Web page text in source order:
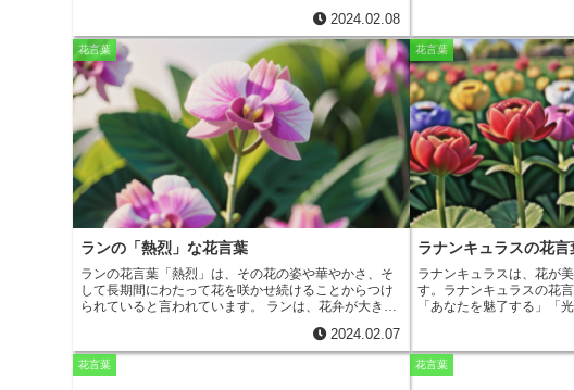
で、葉は対生し、卵形から楕円形をしています。花期
は春から秋にかけてで、小さな花が集まって球状の花
序を形成します。
花色は、赤、オレンジ、黄、白、紫
など多種多様で、花弁には放射状に筋が入っているの
が特徴です。
2024.02.08
少年ナルキッソスに由来
は、その美しさゆえに、
が、彼は誰にも心を許さ
ました。ある日、ナルキ
泉に映った自分の姿に恋
のほとりに座り、自分の
やがては衰弱して死んで
の死後、泉のほとりには
の花がラッパスイセンで
劇を戒めるために、「尊
ました。ラッパスイセン
とき、また、自分の気持
る花です。
花言葉
ランの「熱烈」な花言葉
ランの花言葉「熱烈」は、その花の姿や華やかさ、そ
して長期間にわたって花を咲かせ続けることからつけ
られていると言われています。
ランは、花弁が大きく
などの温暖な気候に自生しています。その花姿は、情
熱的で華やかであり、愛の告白やプロポーズの際に贈
られる花として人気があります。また、ランは、長期
2024.02.07
花言葉
ラナンキュラスの花言
ラナンキュラスは、花が
す。ラナンキュラスの花
「あなたを魅了する」「
また、ラナ
て、それぞれ異なる花言
赤いラナンキュラスは「
花言葉 花言葉